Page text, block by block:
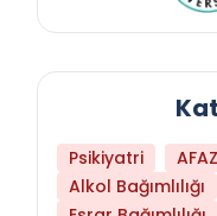
Psikiyatri
Alkol Bağımlılığı